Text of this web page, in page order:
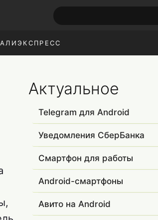
АЛИЭКСПРЕСС
Актуальное
Telegram для Android
Уведомления СберБанка
Смартфон для работы
Android-смартфоны
Авито на Android